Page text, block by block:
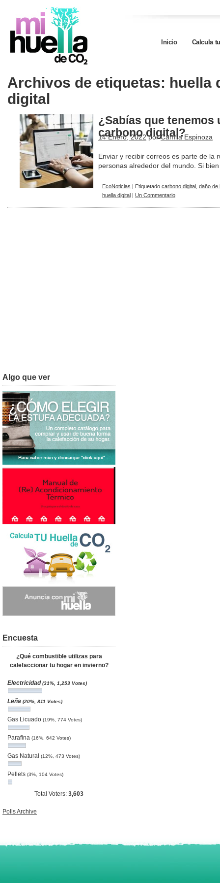
Inicio Calcula
Archivos de etiquetas: huella
digital
¿Sabías que tenemos
carbono digital?
14 Enero, 2022 por Camila Espinoza
Enviar y recibir correos es parte de la
personas alrededor del mundo. Si
EcoNoticias | Etiquetado carbono digital daño de
huella digital | Un Commentario
Algo que ver
Encuesta
¿Qué combustible utilizas para
calefaccionar tu hogar en invierno?
Electricidad(31%, 1,253 Votes)
Leña (20%, 811 Votes)
Gas Licuado (19%, 774 Votes)
Parafina (16%, 642 Votes)
Gas Natural (12%, 473 Votes)
Pellets (3%, 104 Votes)
Total Voters: 3,603
Polls Archive